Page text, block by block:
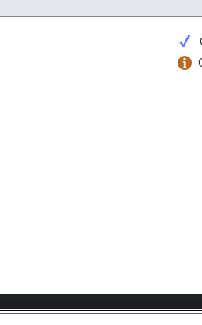
Copyright 2026 Sony